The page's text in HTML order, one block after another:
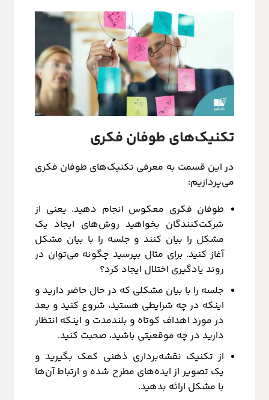
تکنیک‌های طوفان فکری
در این قسمت به معرفی تکنیک‌های طوفان فکری
می‌پردازیم:
طوفان فکری معکوس انجام دهید. یعنی از
شرکت‌کنندگان بخواهید روش‌های ایجاد یک
مشکل را بیان کنند و جلسه را با بیان مشکل
آغاز کنید. برای مثال بپرسید چگونه می‌توان در
روند یادگیری اختلال ایجاد کرد؟
جلسه را با بیان مشکلی که در حال حاضر دارید و
اینکه در چه شرایطی هستید، شروع کنید و بعد
در مورد اهداف کوتاه و بلندمدت و اینکه انتظار
دارید در چه موقعیتی باشید، صحبت کنید.
از تکنیک نقشه‌برداری ذهنی کمک بگیرید و
یک تصویر از ایده‌های مطرح شده و ارتباط آن‌ها
با مشکل ارائه بدهید.